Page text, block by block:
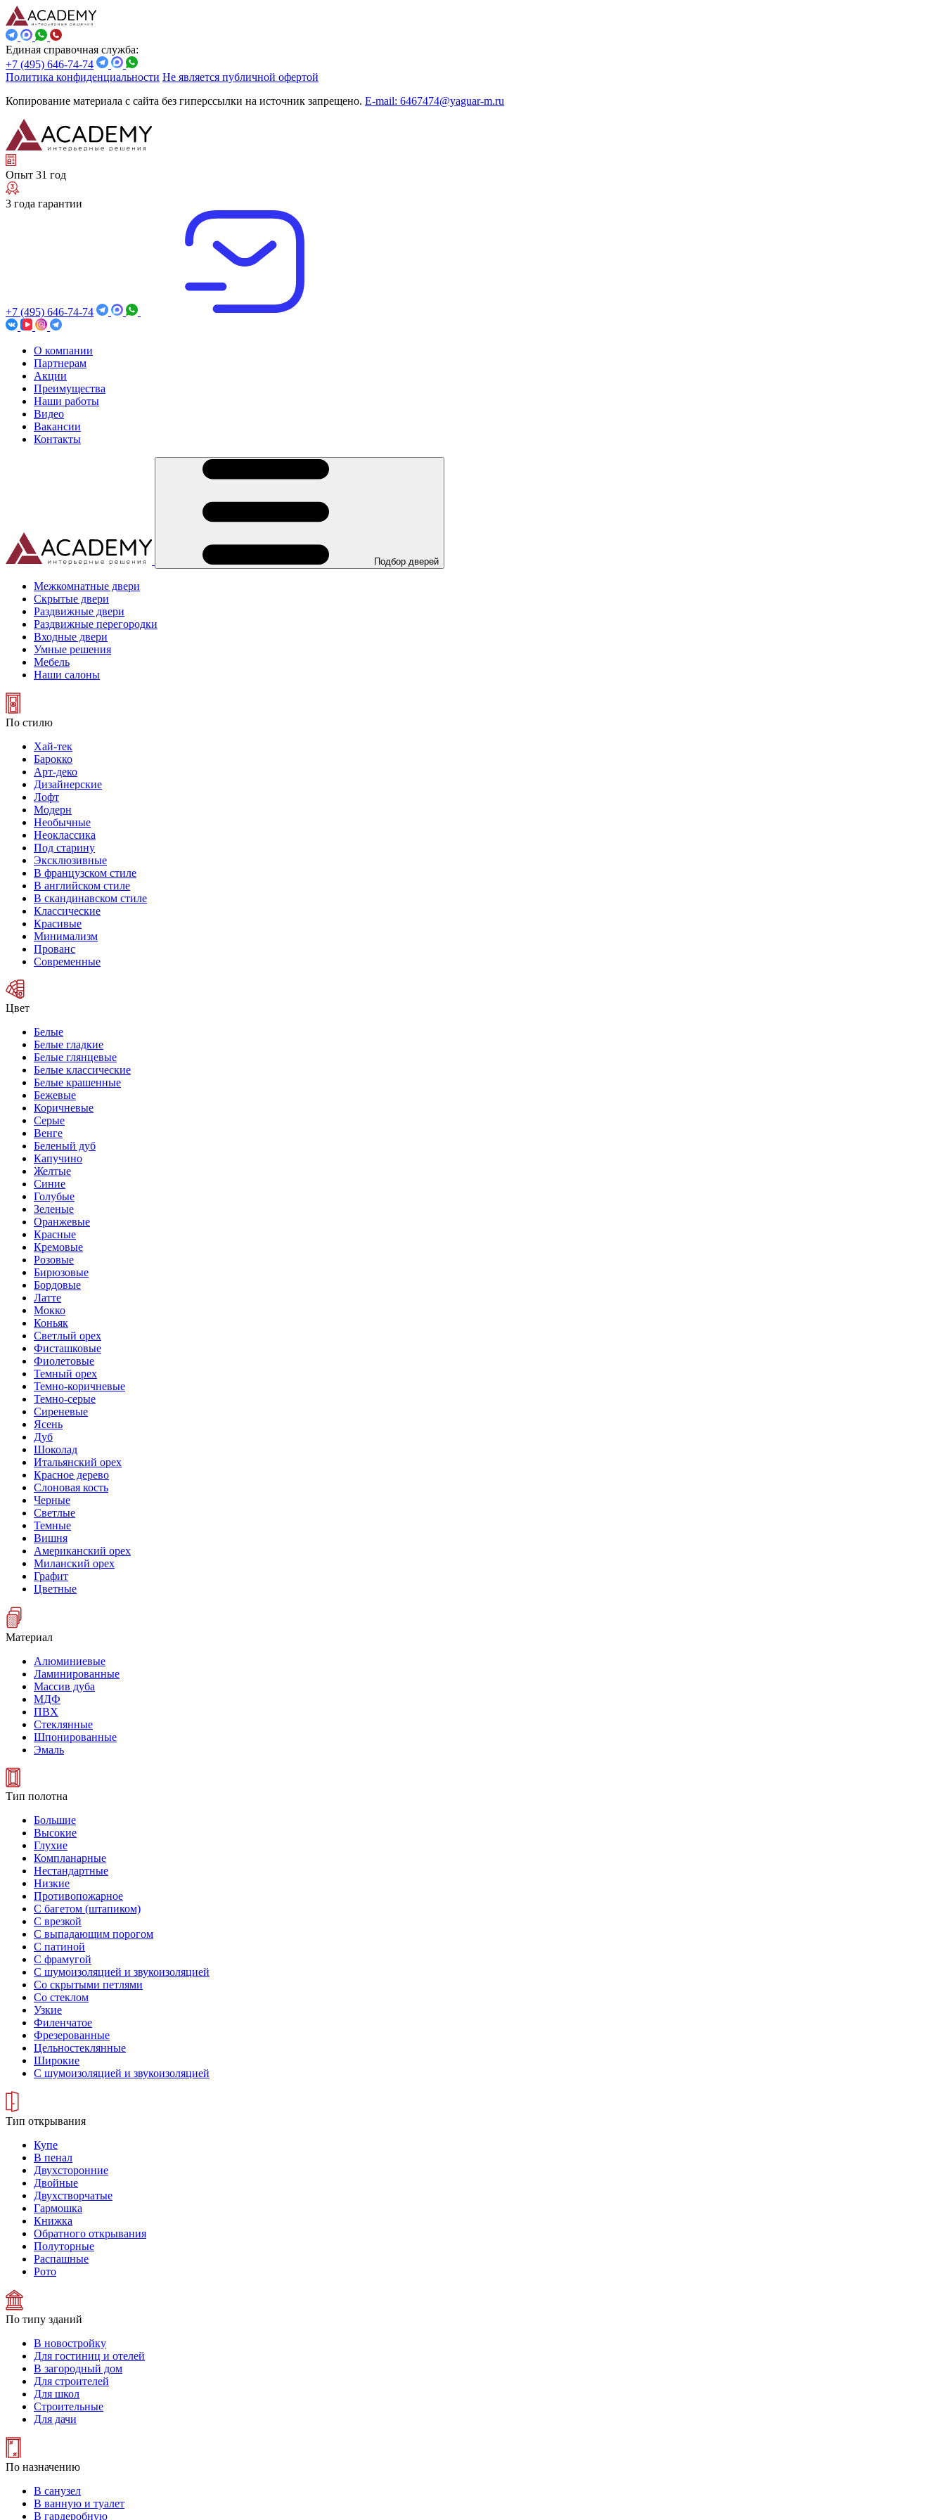
Единая справочная служба:
+7 (495) 646-74-74
Политика конфиденциальности Не является публичной офертой
Копирование материала с сайта без гиперссылки на источник запрещено. E-mail: 6467474@yaguar-m.ru
Опыт 31 год
3 года гарантии
+7 (495) 646-74-74
О компании
Партнерам
Акции
Преимущества
Наши работы
Видео
Вакансии
Контакты
Подбор дверей
Межкомнатные двери
Скрытые двери
Раздвижные двери
Раздвижные перегородки
Входные двери
Умные решения
Мебель
Наши салоны
По стилю
Хай-тек
Барокко
Арт-деко
Дизайнерские
Лофт
Модерн
Необычные
Неоклассика
Под старину
Эксклюзивные
В французском стиле
В английском стиле
В скандинавском стиле
Классические
Красивые
Минимализм
Прованс
Современные
Цвет
Белые
Белые гладкие
Белые глянцевые
Белые классические
Белые крашенные
Бежевые
Коричневые
Серые
Венге
Беленый дуб
Капучино
Желтые
Синие
Голубые
Зеленые
Оранжевые
Красные
Кремовые
Розовые
Бирюзовые
Бордовые
Латте
Мокко
Коньяк
Светлый орех
Фисташковые
Фиолетовые
Темный орех
Темно-коричневые
Темно-серые
Сиреневые
Ясень
Дуб
Шоколад
Итальянский орех
Красное дерево
Слоновая кость
Черные
Светлые
Темные
Вишня
Американский орех
Миланский орех
Графит
Цветные
Материал
Алюминиевые
Ламинированные
Массив дуба
МДФ
ПВХ
Стеклянные
Шпонированные
Эмаль
Тип полотна
Большие
Высокие
Глухие
Компланарные
Нестандартные
Низкие
Противопожарное
С багетом (штапиком)
С врезкой
С выпадающим порогом
С патиной
С фрамугой
С шумоизоляцией и звукоизоляцией
Со скрытыми петлями
Со стеклом
Узкие
Филенчатое
Фрезерованные
Цельностеклянные
Широкие
С шумоизоляцией и звукоизоляцией
Тип открывания
Купе
В пенал
Двухсторонние
Двойные
Двухстворчатые
Гармошка
Книжка
Обратного открывания
Полуторные
Распашные
Рото
По типу зданий
В новостройку
Для гостиниц и отелей
В загородный дом
Для строителей
Для школ
Строительные
Для дачи
По назначению
В санузел
В ванную и туалет
В гардеробную